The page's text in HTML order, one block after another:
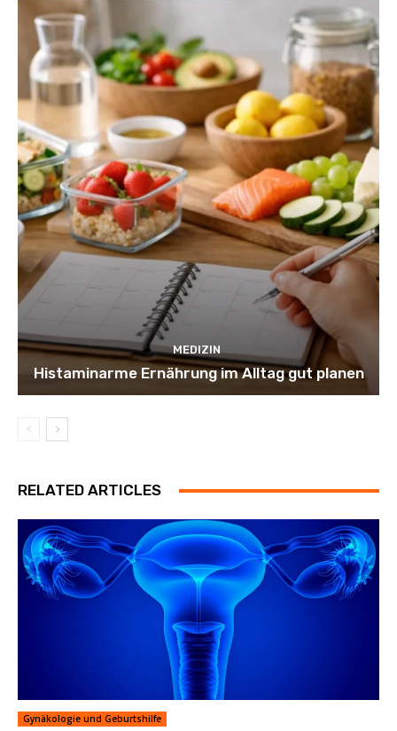
MEDIZIN
Histaminarme Ernährung im Alltag gut planen
RELATED ARTICLES
Gynäkologie und Geburtshilfe